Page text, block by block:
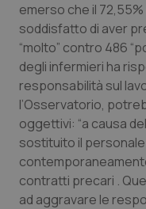
Puglia
Sardegna
Sicilia
Toscana
Umbria
Malattie rare
Malattia di
Neuroscienze
Obesità
Oftalmologia
emerso che il
soddisfatto di aver
“molto” contro 486
degli infermieri ha
responsabilità sul
l’Osservatorio,
oggettivi: “a causa
sostituito il
contratti precari .
ad aggravare le